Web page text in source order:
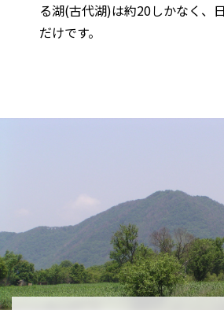
る湖(古代湖)は約20しかなく、
だけです。